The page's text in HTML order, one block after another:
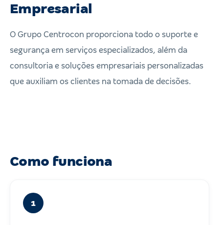
Empresarial
O Grupo Centrocon proporciona todo o suporte e
segurança em serviços especializados, além da
consultoria e soluções empresariais personalizadas
que auxiliam os clientes na tomada de decisões.
Como funciona
1